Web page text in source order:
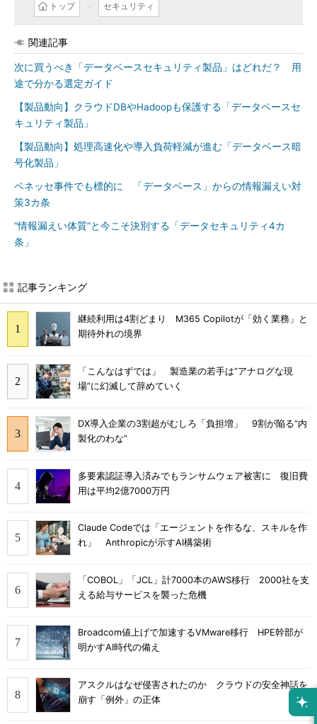
トップ セキュリティ
関連記事
次に買うべき「データベースセキュリティ製品」はどれだ？ 用
途で分かる選定ガイド
【製品動向】クラウドDBやHadoopも保護する「データベースセ
キュリティ製品」
【製品動向】処理高速化や導入負荷軽減が進む「データベース暗
号化製品」
ベネッセ事件でも標的に 「データベース」からの情報漏えい対
策3カ条
“情報漏えい体質”と今こそ決別する「データセキュリティ4カ
条」
記事ランキング
継続利用は4割どまり M365 Copilotが「効く業務」と
期待外れの境界
「こんなはずでは」 製造業の若手は“アナログな現
場”に幻滅して辞めていく
DX導入企業の3割超がむしろ「負担増」 9割が陥る“内
製化のわな”
多要素認証導入済みでもランサムウェア被害に 復旧費
用は平均2億7000万円
Claude Codeでは「エージェントを作るな、スキルを作
れ」 Anthropicが示すAI構築術
「COBOL」「JCL」計7000本のAWS移行 2000社を支
える給与サービスを襲った危機
Broadcom値上げで加速するVMware移行 HPE幹部が
明かすAI時代の備え
アスクルはなぜ侵害されたのか クラウドの安全神話を
崩す「例外」の正体